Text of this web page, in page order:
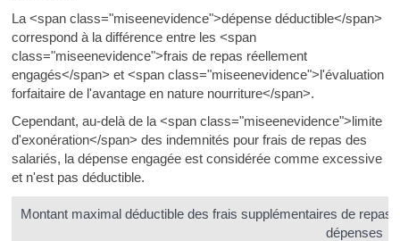
La <span class="miseenevidence">dépense déductible</span>
correspond à la différence entre les <span
class="miseenevidence">frais de repas réellement
engagés</span> et <span class="miseenevidence">l'évaluation
forfaitaire de l'avantage en nature nourriture</span>.
Cependant, au-delà de la <span class="miseenevidence">limite
d'exonération</span> des indemnités pour frais de repas des
salariés, la dépense engagée est considérée comme excessive
et n'est pas déductible.
Montant maximal déductible des frais supplémentaires de
dépenses